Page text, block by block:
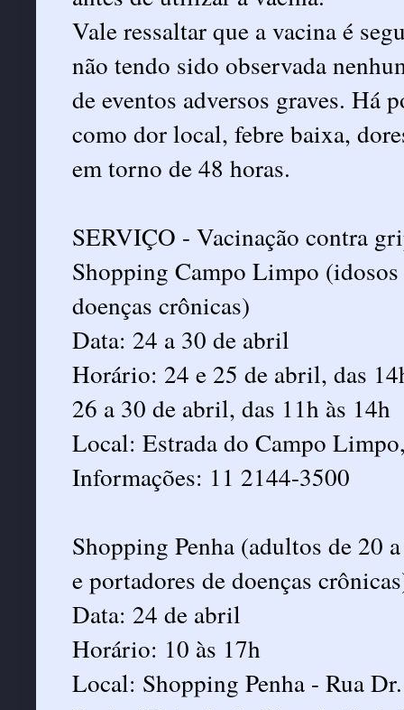
Vale ressaltar que a vacina é
não tendo sido observada
de eventos adversos graves. Há
como dor local, febre baixa,
em torno de 48 horas.
SERVIÇO - Vacinação contra
Shopping Campo Limpo
doenças crônicas)
Data: 24 a 30 de abril
Horário: 24 e 25 de abril, das
26 a 30 de abril, das 11h às 14h
Local: Estrada do Campo
Informações: 11 2144-3500
Shopping Penha (adultos de 20
e portadores de doenças
Data: 24 de abril
Horário: 10 às 17h
Local: Shopping Penha - Rua